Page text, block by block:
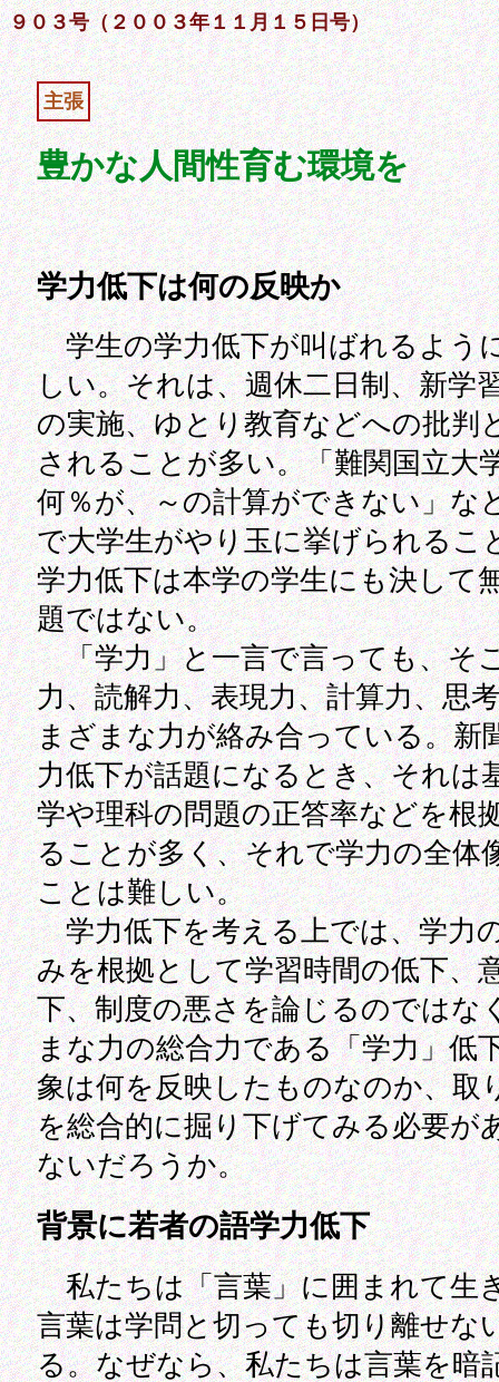
９０３号（２００３年１１月１５日号）
主張
豊かな人間性育む環境を
学力低下は何の反映か
学生の学力低下が叫ばれるよう
しい。それは、週休二日制、新学
の実施、ゆとり教育などへの批判
されることが多い。「難関国立大
何％が、～の計算ができない」な
で大学生がやり玉に挙げられるこ
学力低下は本学の学生にも決して
題ではない。
「学力」と一言で言っても、そ
力、読解力、表現力、計算力、思
まざまな力が絡み合っている。新
力低下が話題になるとき、それは
学や理科の問題の正答率などを根
ることが多く、それで学力の全体
ことは難しい。
学力低下を考える上では、学力
みを根拠として学習時間の低下、
下、制度の悪さを論じるのではな
まな力の総合力である「学力」低
象は何を反映したものなのか、取
を総合的に掘り下げてみる必要が
ないだろうか。
背景に若者の語学力低下
私たちは「言葉」に囲まれて生
言葉は学問と切っても切り離せな
る。なぜなら、私たちは言葉を暗